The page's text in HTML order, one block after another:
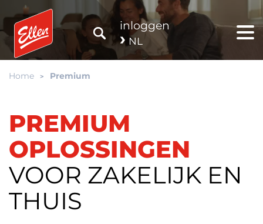
inloggen
NL
Home Premium
PREMIUM
OPLOSSINGEN
VOOR ZAKELIJK EN
THUIS